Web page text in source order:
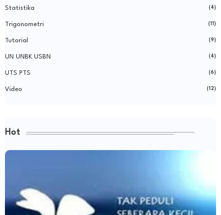
Statistika (4)
Trigonometri (11)
Tutorial (9)
UN UNBK USBN (4)
UTS PTS (6)
Video (12)
Hot